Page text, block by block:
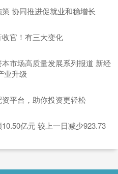
协同推进促就业和稳增长
官！有三大变化
市场高质量发展系列报道 新经
业升级
平台，助你投资更轻松
亿元 较上一日减少923.73